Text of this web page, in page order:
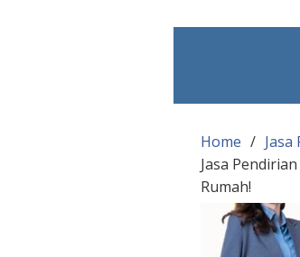
Home
Jasa
Jasa
Rumah!